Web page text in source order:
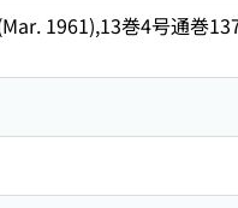
1961),13巻4号通巻